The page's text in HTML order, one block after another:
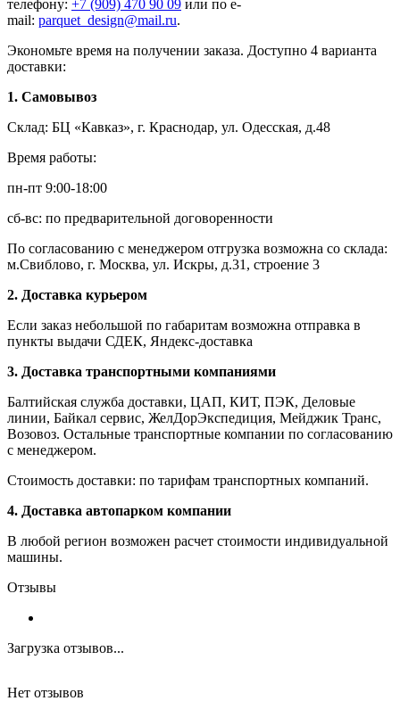
телефону: +7 (909) 470 90 09 или по e-
mail: parquet_design@mail.ru.
Экономьте время на получении заказа. Доступно 4 варианта
доставки:
1. Самовывоз
Склад: БЦ «Кавказ», г. Краснодар, ул. Одесская, д.48
Время работы:
пн-пт 9:00-18:00
сб-вс: по предварительной договоренности
По согласованию с менеджером отгрузка возможна со склада:
м.Свиблово, г. Москва, ул. Искры, д.31, строение 3
2. Доставка курьером
Если заказ небольшой по габаритам возможна отправка в
пункты выдачи СДЕК, Яндекс-доставка
3. Доставка транспортными компаниями
Балтийская служба доставки, ЦАП, КИТ, ПЭК, Деловые
линии, Байкал сервис, ЖелДорЭкспедиция, Мейджик Транс,
Возовоз. Остальные транспортные компании по согласованию
с менеджером.
Стоимость доставки: по тарифам транспортных компаний.
4. Доставка автопарком компании
В любой регион возможен расчет стоимости индивидуальной
машины.
Отзывы
Загрузка отзывов...
Нет отзывов